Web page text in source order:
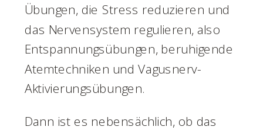
Übungen, die Stress reduzieren und
das Nervensystem regulieren, also
Entspannungsübungen, beruhigende
Atemtechniken und Vagusnerv-
Aktivierungsübungen.
Dann ist es nebensächlich, ob das